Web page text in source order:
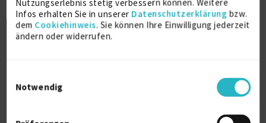
Nutzungserlebnis stetig verbessern können. Weitere
Infos erhalten Sie in unserer Datenschutzerklärung bzw.
dem Cookiehinweis. Sie können Ihre Einwilligung jederzeit
ändern oder widerrufen.
Notwendig
MCTS
2008